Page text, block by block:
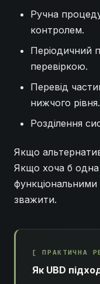
Ручна
контролем.
Періодичний
перевіркою.
Перевід
нижчого рівня.
Розділення
Якщо
Якщо хоча б одна
зважити.
[ ПРАКТИЧНА
Як UBD